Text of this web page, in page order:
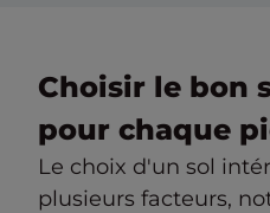
Choisir le bon
pour chaque
Le choix d'un sol
plusieurs facteurs,